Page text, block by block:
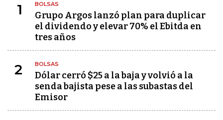
1 BOLSAS
Grupo Argos lanzó plan para duplicar
el dividendo y elevar 70% el Ebitda en
tres años
2 BOLSAS
Dólar cerró $25 a la baja y volvió a la
senda bajista pese a las subastas del
Emisor